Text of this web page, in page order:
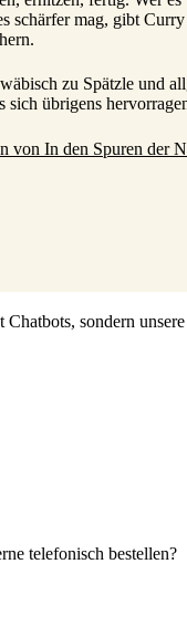
schärfer mag, gibt
zu Spätzle und
sich übrigens
von In den Spuren der
sondern
telefonisch bestellen?